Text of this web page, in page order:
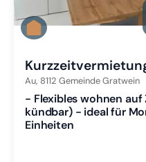
Au, 8112 Gemeinde Gratwein
- Flexibles wohnen
kündbar) - ideal für
Einheiten